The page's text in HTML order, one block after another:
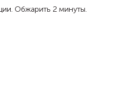
Обжарить 2 минуты.